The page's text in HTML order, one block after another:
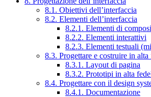
8.1. Obiettivi dell’interfaccia
8.2. Elementi dell’interfaccia
8.2.1. Elementi di
8.2.2. Elementi interattivi
8.2.3. Elementi testuali
8.3. Progettare e costruire in alta
8.3.1. Layout di pagina
8.3.2. Prototipi in alta
8.4. Progettare con il design
8.4.1. Documentazione